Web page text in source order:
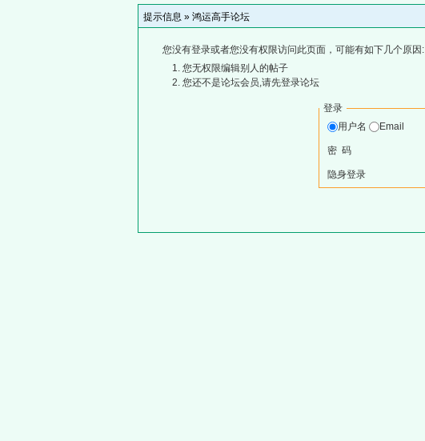
提示信息 » 鸿运高手论坛
您没有登录或者您没有权限访问此页面，可能有如下几个原因:
您无权限编辑别人的帖子
您还不是论坛会员,请先登录论坛
登录
用户名
Email
密 码
隐身登录